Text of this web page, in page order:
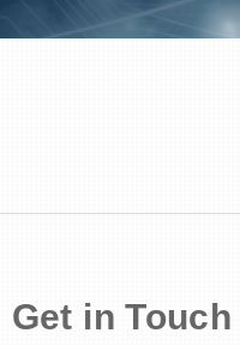
Get in Touch